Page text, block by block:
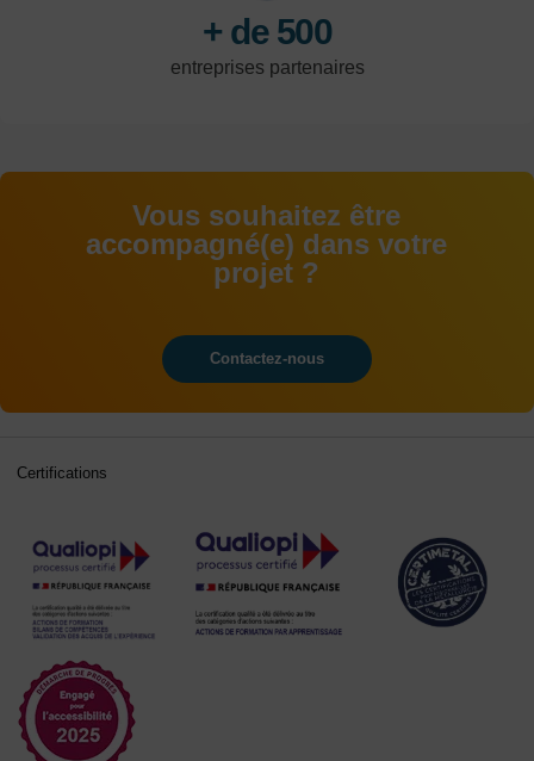
+ de 500
entreprises partenaires
Vous souhaitez être
accompagné(e) dans votre
projet ?
Contactez-nous
Certifications